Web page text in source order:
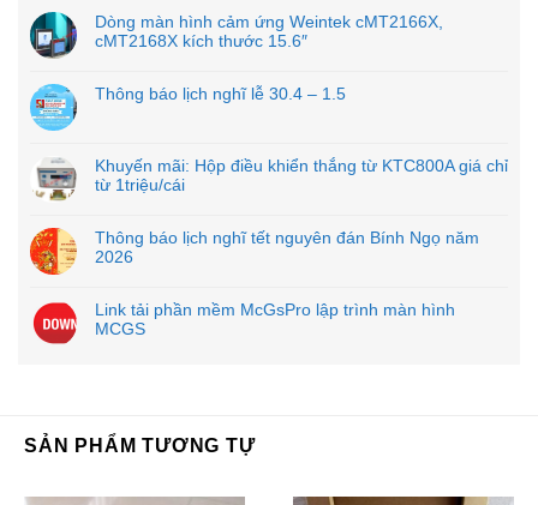
Độ bền rung: 10–25 Hz, 2 G mọi hướng trong 30 phút
Điện & cách ly
Nguồn: 10.5 – 28 V DC (phổ rộng)
Cách ly nguồn
phút
Tính năng & phần mềm
Dòng màn hình cảm ứng Weintek cMT2166X,
cMT2168X kích thước 15.6″
Thông báo lịch nghĩ lễ 30.4 – 1.5
Khuyến mãi: Hộp điều khiển thắng từ KTC800A giá chỉ
từ 1triệu/cái
Thông báo lịch nghĩ tết nguyên đán Bính Ngọ năm
2026
Link tải phần mềm McGsPro lập trình màn hình
MCGS
SẢN PHẨM TƯƠNG TỰ